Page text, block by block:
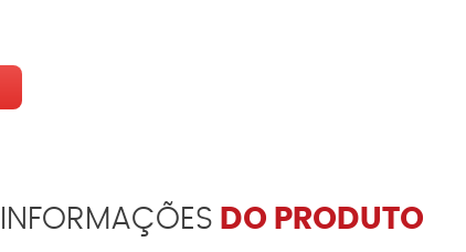
INFORMAÇÕES DO PRODUTO